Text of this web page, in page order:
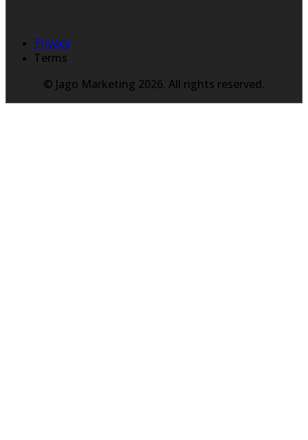
Privacy
Terms
© Jago Marketing 2026. All rights reserved.